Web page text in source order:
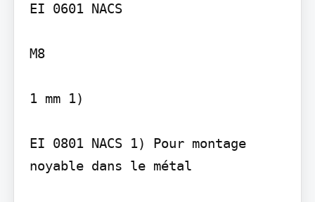
EI 0601 NACS
M8
1 mm 1)
EI 0801 NACS 1) Pour montage
noyable dans le métal